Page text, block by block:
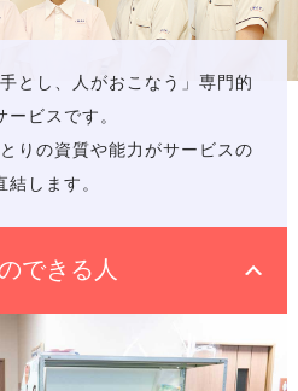
とし、人がおこなう」専門的
ービスです。
りの資質や能力がサービスの
結します。
できる人